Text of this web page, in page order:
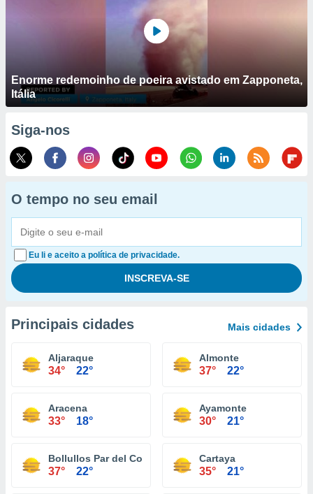
Enorme redemoinho de poeira avistado em Zapponeta,
Itália
Siga-nos
O tempo no seu email
Eu li e aceito a política de privacidade.
Principais cidades Mais cidades
Aljaraque
34° 22°
Almonte
37° 22°
Aracena
33° 18°
Ayamonte
30° 21°
Bollullos Par del Condado
37° 22°
Cartaya
35° 21°